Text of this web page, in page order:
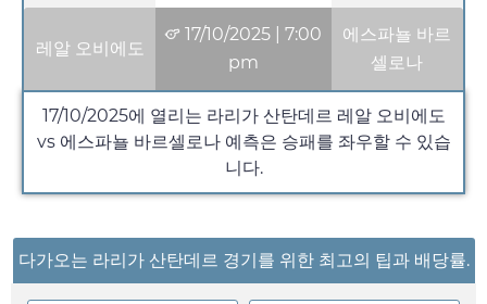
레알 오비에도
17/10/2025 |7:00
pm
에스파뇰 바르
셀로나
17/10/2025에 열리는 라리가 산탄데르 레알 오비에도
vs 에스파뇰 바르셀로나 예측은 승패를 좌우할 수 있습
니다.
다가오는 라리가 산탄데르 경기를 위한 최고의 팁과 배당률.